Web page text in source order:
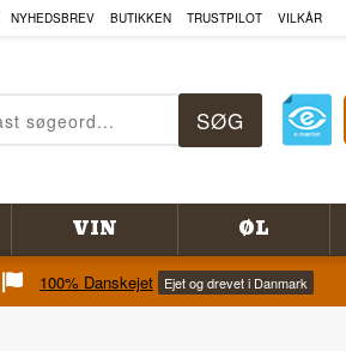
NYHEDSBREV BUTIKKEN TRUSTPILOT VILKÅR
VIN ØL
100% Danskejet Ejet og drevet i Danmark